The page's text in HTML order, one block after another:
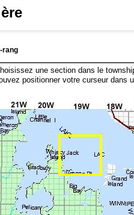
rang
une section dans le
positionner votre curseur dans